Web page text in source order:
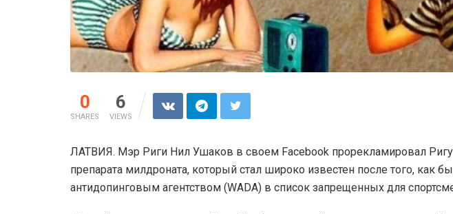
0
SHARES
6
VIEWS
ЛАТВИЯ. Мэр Риги Нил Ушаков в своем Facebook прорекламировал
препарата милдроната, который стал широко известен после того, как
антидопинговым агентством (WADA) в список запрещенных для